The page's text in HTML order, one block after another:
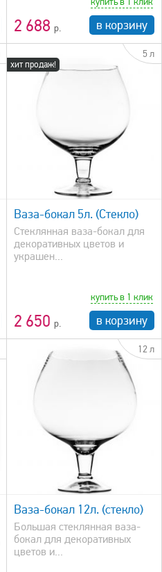
2 688 в корзину
хит продаж!
5 л
Ваза-бокал 5л. (Стекло)
Стеклянная ваза-бокал для
декоративных цветов и
украшен...
2 650
купить в 1 клик
в корзину
12 л
Ваза-бокал 12л. (стекло)
Большая стеклянная ваза-
бокал для декоративных
цветов и...